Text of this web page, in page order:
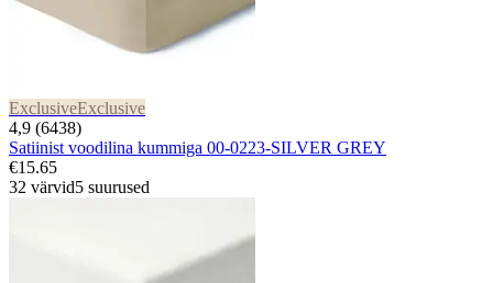
ExclusiveExclusive
4,9 (6438)
Satiinist voodilina kummiga 00-0223-SILVER GREY
€15.65
32 värvid5 suurused